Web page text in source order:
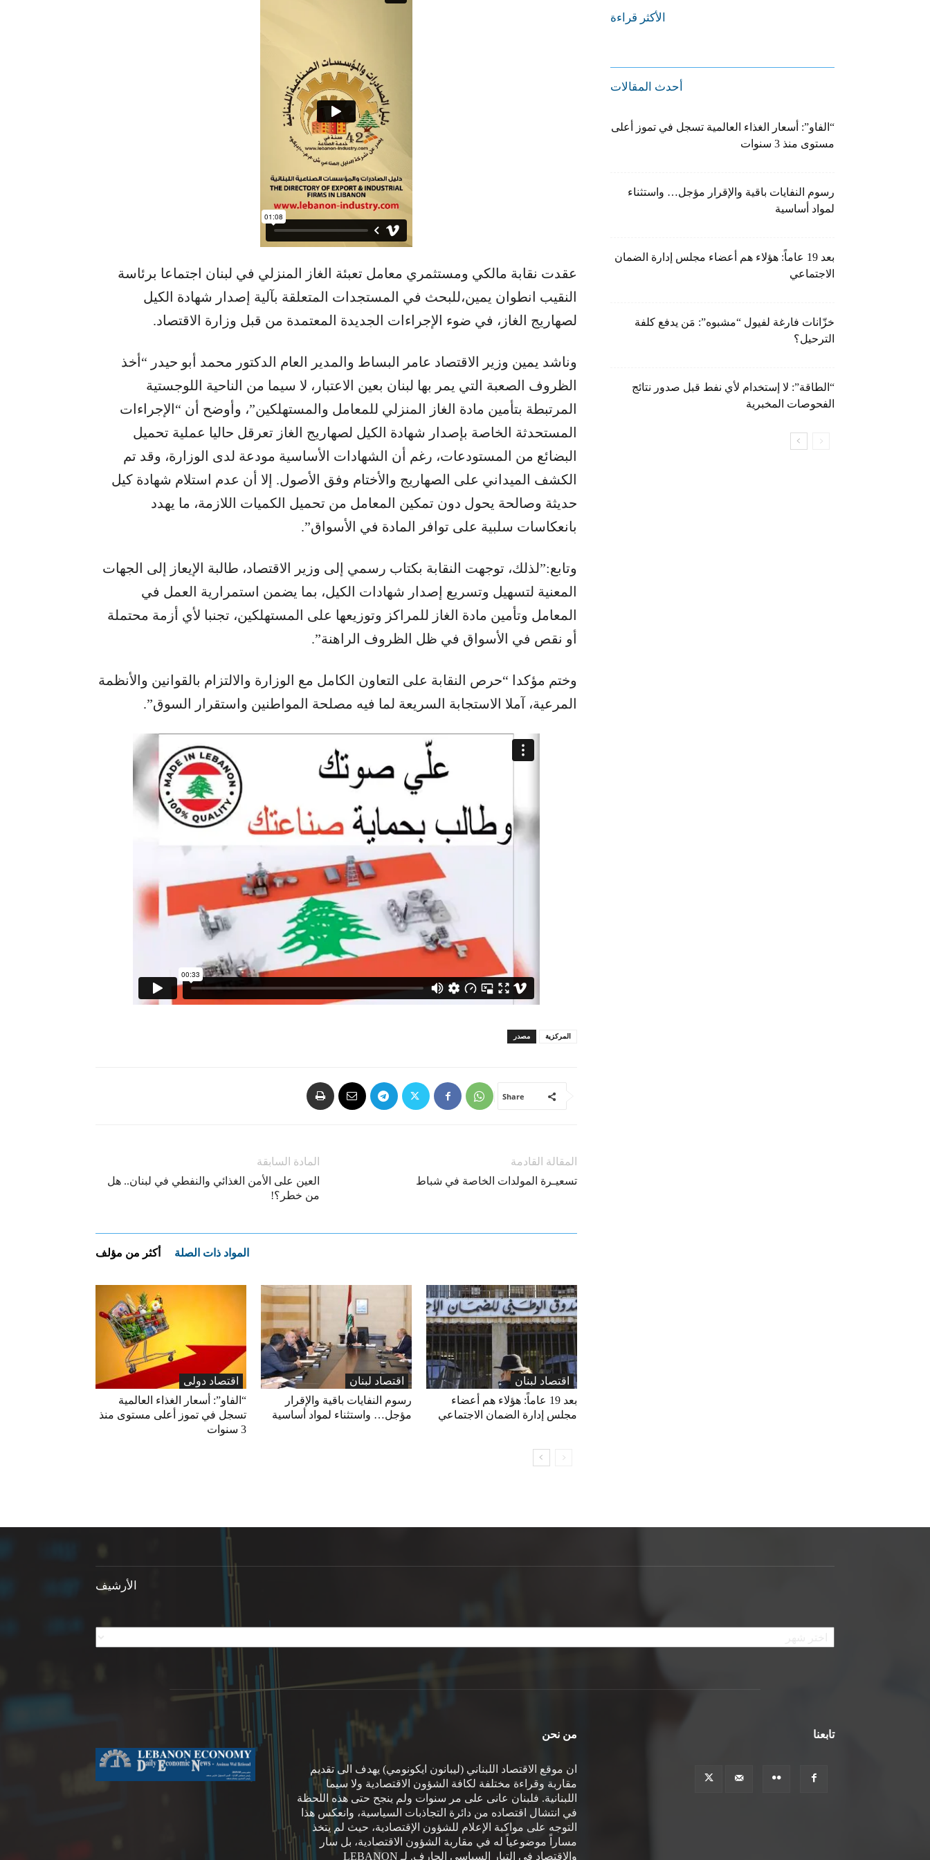
عقدت نقابة مالكي ومستثمري معامل تعبئة الغاز المنزلي في لبنان اجتماعا برئاسة
النقيب انطوان يمين،للبحث في المستجدات المتعلقة بآلية إصدار شهادة الكيل
لصهاريج الغاز، في ضوء الإجراءات الجديدة المعتمدة من قبل وزارة الاقتصاد.
وناشد يمين وزير الاقتصاد عامر البساط والمدير العام الدكتور محمد أبو حيدر “أخذ
الظروف الصعبة التي يمر بها لبنان بعين الاعتبار، لا سيما من الناحية اللوجستية
المرتبطة بتأمين مادة الغاز المنزلي للمعامل والمستهلكين”، وأوضح أن “الإجراءات
المستحدثة الخاصة بإصدار شهادة الكيل لصهاريج الغاز تعرقل حاليا عملية تحميل
البضائع من المستودعات، رغم أن الشهادات الأساسية مودعة لدى الوزارة، وقد تم
الكشف الميداني على الصهاريج والأختام وفق الأصول. إلا أن عدم استلام شهادة كيل
حديثة وصالحة يحول دون تمكين المعامل من تحميل الكميات اللازمة، ما يهدد
بانعكاسات سلبية على توافر المادة في الأسواق”.
وتابع:”لذلك، توجهت النقابة بكتاب رسمي إلى وزير الاقتصاد، طالبة الإيعاز إلى الجهات
المعنية لتسهيل وتسريع إصدار شهادات الكيل، بما يضمن استمرارية العمل في
المعامل وتأمين مادة الغاز للمراكز وتوزيعها على المستهلكين، تجنبا لأي أزمة محتملة
أو نقص في الأسواق في ظل الظروف الراهنة”.
وختم مؤكدا “حرص النقابة على التعاون الكامل مع الوزارة والالتزام بالقوانين والأنظمة
المرعية، آملا الاستجابة السريعة لما فيه مصلحة المواطنين واستقرار السوق”.
مصدر المركزية
Share
المادة السابقة
العين على الأمن الغذائي والنفطي في لبنان.. هل
من خطر؟!
المقالة القادمة
تسعيـرة المولدات الخاصة في شباط
المواد ذات الصلة أكثر من مؤلف
اقتصاد دولی
“الفاو”: أسعار الغذاء العالمية
تسجل في تموز أعلى مستوى منذ
3 سنوات
اقتصاد لبنان
رسوم النفايات باقية والإقرار
مؤجل… واستثناء لمواد أساسية
اقتصاد لبنان
بعد 19 عاماً: هؤلاء هم أعضاء
مجلس إدارة الضمان الاجتماعي
الأكثر قراءة
أحدث المقالات
“الفاو”: أسعار الغذاء العالمية تسجل في تموز أعلى
مستوى منذ 3 سنوات
رسوم النفايات باقية والإقرار مؤجل… واستثناء
لمواد أساسية
بعد 19 عاماً: هؤلاء هم أعضاء مجلس إدارة الضمان
الاجتماعي
خزّانات فارغة لفيول “مشبوه”: مَن يدفع كلفة
الترحيل؟
“الطاقة”: لا إستخدام لأي نفط قبل صدور نتائج
الفحوصات المخبرية
الأرشيف
الأرشيف
من نحن
ان موقع الاقتصاد اللبناني (ليبانون ايكونومي) يهدف الى تقديم
مقاربة وقراءة مختلفة لكافة الشؤون الاقتصادية ولا سيما
اللبنانية. فلبنان عانى على مر سنوات ولم ينجح حتى هذه اللحظة
في انتشال اقتصاده من دائرة التجاذبات السياسية، وانعكس هذا
التوجه على مواكبة الإعلام للشؤون الإقتصادية، حيث لم يتخذ
مساراً موضوعياً له في مقاربة الشؤون الاقتصادية، بل سار
والاقتصاد في التيار السياسي الجارف. لـ LEBANON
تابعنا